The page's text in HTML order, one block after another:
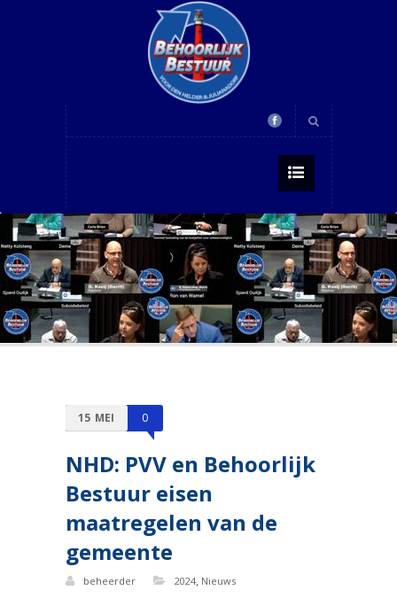
15 MEI 0
NHD: PVV en Behoorlijk
Bestuur eisen
maatregelen van de
gemeente
beheerder 2024, Nieuws